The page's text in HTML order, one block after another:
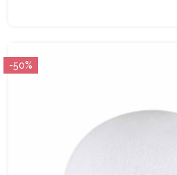
-50%